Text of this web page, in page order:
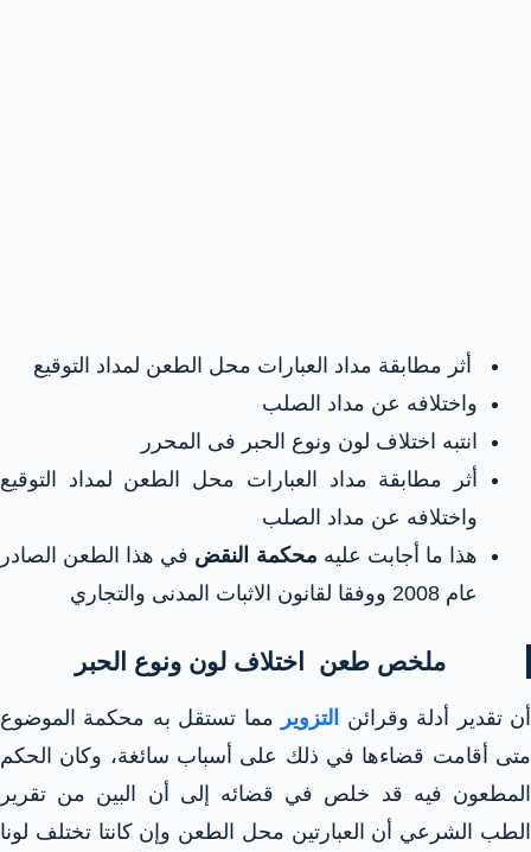
أثر مطابقة مداد العبارات محل الطعن لمداد التوقيع
واختلافه عن مداد الصلب
انتبه اختلاف لون ونوع الحبر فى المحرر
أثر مطابقة مداد العبارات محل الطعن لمداد التوقيع
واختلافه عن مداد الصلب
هذا ما أجابت عليه محكمة النقض في هذا الطعن الصادر
عام 2008 ووفقا لقانون الاثبات المدنى والتجاري
ملخص طعن اختلاف لون ونوع الحبر
أن تقدير أدلة وقرائن التزوير مما تستقل به محكمة الموضوع
متى أقامت قضاءها في ذلك على أسباب سائغة، وكان الحكم
المطعون فيه قد خلص في قضائه إلى أن البين من تقرير
الطب الشرعي أن العبارتين محل الطعن وإن كانتا تختلف لونا